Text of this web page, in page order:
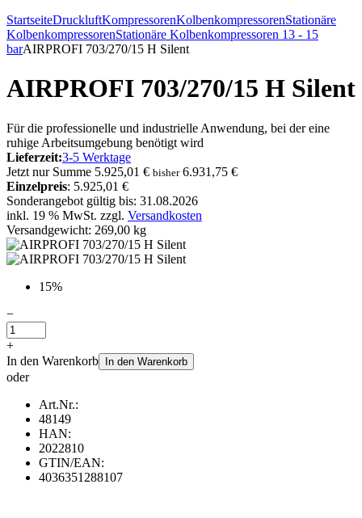
StartseiteDruckluftKompressorenKolbenkompressorenStationäre
KolbenkompressorenStationäre Kolbenkompressoren 13 - 15
barAIRPROFI 703/270/15 H Silent
AIRPROFI 703/270/15 H Silent
Für die professionelle und industrielle Anwendung, bei der eine
ruhige Arbeitsumgebung benötigt wird
Lieferzeit:3-5 Werktage
Jetzt nur Summe 5.925,01 € bisher6.931,75 €
Einzelpreis: 5.925,01 €
Sonderangebot gültig bis: 31.08.2026
inkl. 19 % MwSt. zzgl. Versandkosten
Versandgewicht: 269,00 kg
15%
−
+
In den Warenkorb
In den Warenkorb
oder
Art.Nr.:
48149
HAN:
2022810
GTIN/EAN:
4036351288107